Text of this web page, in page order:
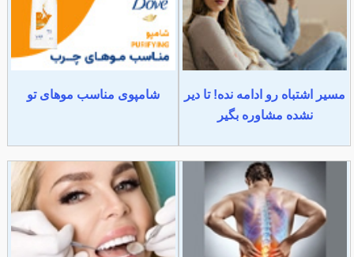
مسیر اشتباه رو ادامه نده! تا دیر
نشده مشاوره بگیر
شامپوی مناسب موهای تو